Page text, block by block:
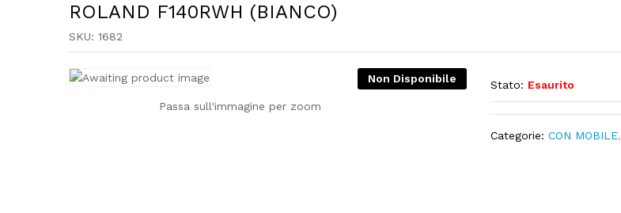
ROLAND F140RWH (BIANCO)
SKU: 1682
Non Disponibile
Passa sull'immagine per zoom
Stato: Esaurito
Categorie:CON MOBILE,